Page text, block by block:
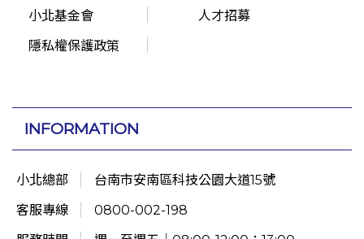
小北基金會
人才招募
隱私權保護政策
INFORMATION
小北總部
台南市安南區科技公園大道15號
客服專線
0800-002-198